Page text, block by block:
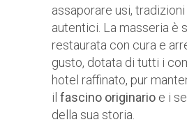
assaporare usi,
autentici. La masseria è
restaurata con cura e
gusto, dotata di tutti i
hotel raffinato, pur
il fascino originario e i
della sua storia.